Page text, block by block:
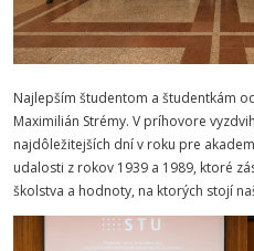
Najlepším študentom a študentkám
Maximilián Strémy. V príhovore
najdôležitejších dní v roku pre
udalosti z rokov 1939 a 1989, ktoré
školstva a hodnoty, na ktorých stojí